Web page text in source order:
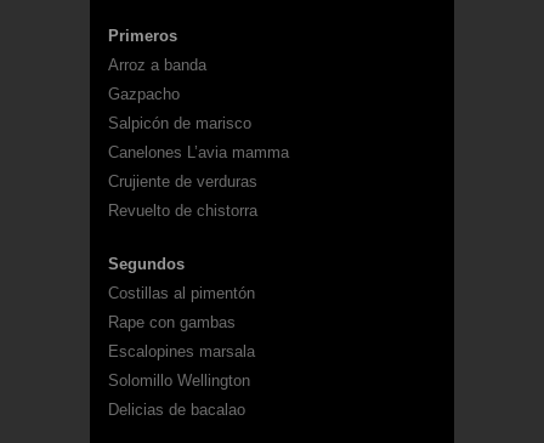
Primeros
Arroz a banda
Gazpacho
Salpicón de marisco
Canelones L’avia mamma
Crujiente de verduras
Revuelto de chistorra
Segundos
Costillas al pimentón
Rape con gambas
Escalopines marsala
Solomillo Wellington
Delicias de bacalao